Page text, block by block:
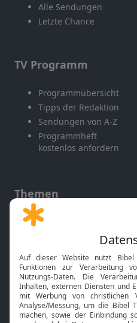
Alle Sendungen
Letzte Chance
TV Programm
Programmübersicht
Tipps der Redaktion
Sendungen von A-Z
Programmheft
kostenlos anfordern
Themen
Gott und Bibel erklärt
Neuigkeiten